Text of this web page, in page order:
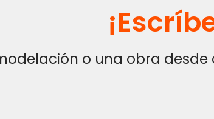
o una obra